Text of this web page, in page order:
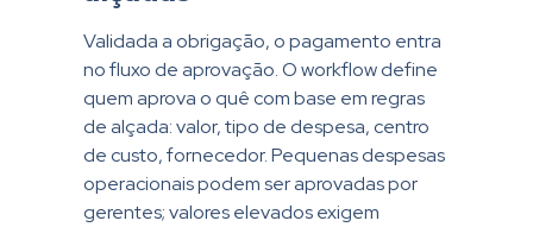
Validada a obrigação, o pagamento entra
no fluxo de aprovação. O workflow define
quem aprova o quê com base em regras
de alçada: valor, tipo de despesa, centro
de custo, fornecedor. Pequenas despesas
operacionais podem ser aprovadas por
gerentes; valores elevados exigem